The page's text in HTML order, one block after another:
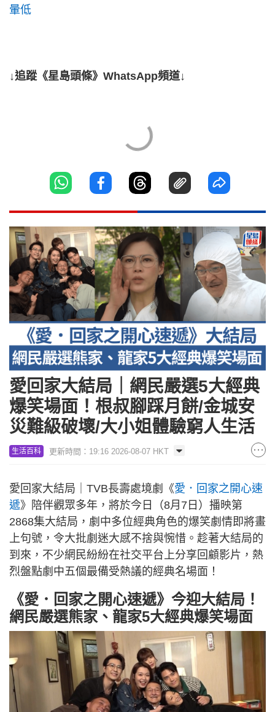
暈低
↓追蹤《星島頭條》WhatsApp頻道↓
愛回家大結局｜網民嚴選5大經典
爆笑場面！根叔腳踩月餅/金城安
災難級破壞/大小姐體驗窮人生活
生活百科 更新時間：19:16 2026-08-07 HKT
愛回家大結局｜TVB長壽處境劇《愛．回家之開心速
遞》陪伴觀眾多年，將於今日（8月7日）播映第
2868集大結局，劇中多位經典角色的爆笑劇情即將畫
上句號，令大批劇迷大感不捨與惋惜。趁著大結局的
到來，不少網民紛紛在社交平台上分享回顧影片，熱
烈盤點劇中五個最備受熱議的經典名場面！
《愛．回家之開心速遞》今迎大結局！
網民嚴選熊家、龍家5大經典爆笑場面